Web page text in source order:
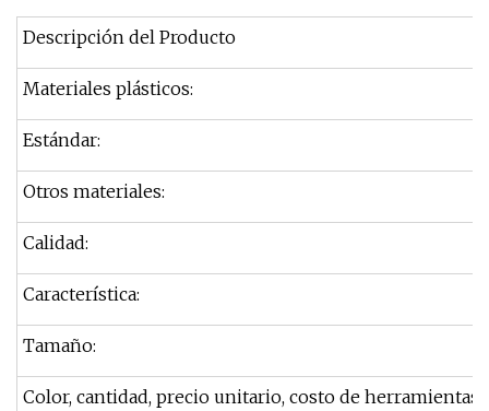
Descripción del Producto
Materiales plásticos:
Estándar:
Otros materiales:
Calidad:
Característica:
Tamaño:
Color, cantidad, precio unitario, costo de